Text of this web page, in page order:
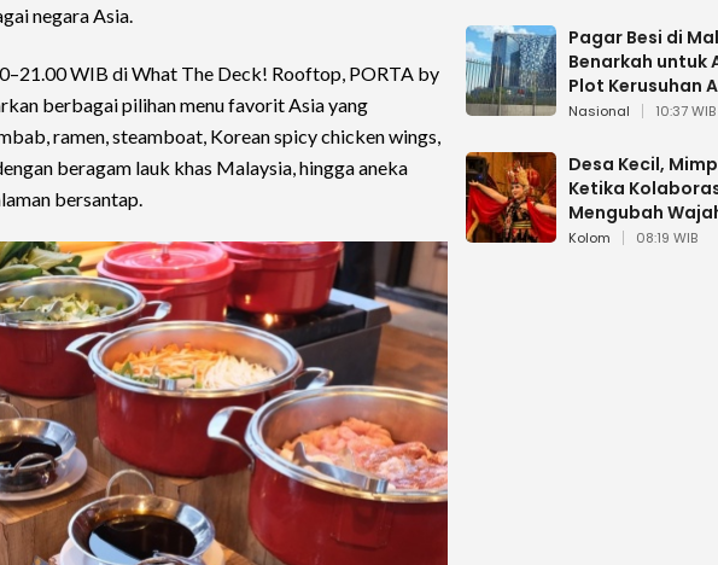
negara Asia.
WIB di What The Deck! Rooftop, PORTA by
berbagai pilihan menu favorit Asia yang
ramen, steamboat, Korean spicy chicken wings,
beragam lauk khas Malaysia, hingga aneka
bersantap.
Pagar Besi di
Benarkah untuk
Plot Kerusuhan
Nasional 10:37 WIB
Desa Kecil,
Ketika
Mengubah
Kolom 08:19 WIB